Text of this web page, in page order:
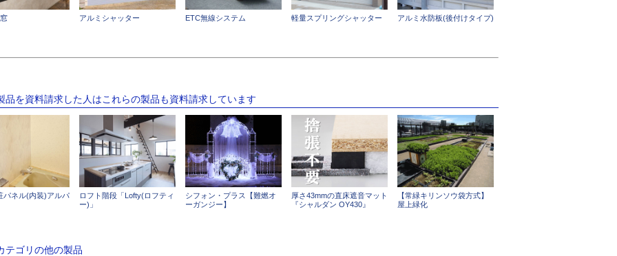
アルミシャッター ETC無線システム 軽量スプリングシャッター アルミ水防板(後付けタイプ)
品を資料請求した人はこれらの製品も資料請求しています
パネル(内装)アルパ
ロフト階段「Lofty(ロフティ
ー)」
シフォン・プラス【難燃オ
ーガンジー】
厚さ43mmの直床遮音マット
『シャルダン OY430』
【常緑キリンソウ袋方式】
屋上緑化
テゴリの他の製品